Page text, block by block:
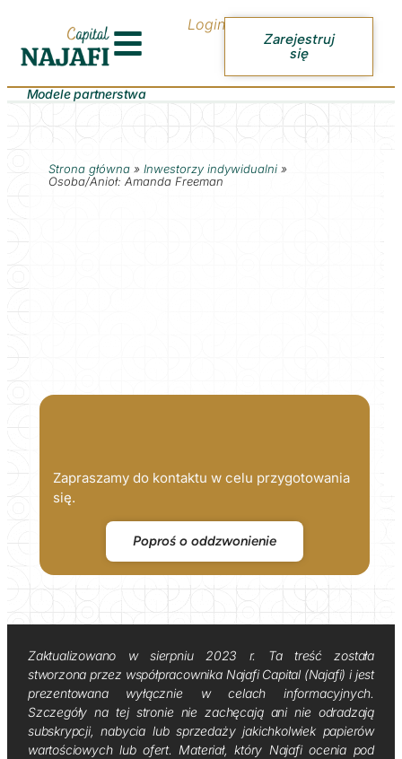
Login
Zarejestruj
się
Modele partnerstwa
Strona główna» Inwestorzy indywidualni»
Osoba/Anioł: Amanda Freeman
Zapraszamy do kontaktu w celu przygotowania
się.
Poproś o oddzwonienie
Zaktualizowano w sierpniu 2023 r. Ta treść została
stworzona przez współpracownika Najafi Capital (Najafi) i jest
prezentowana wyłącznie w celach informacyjnych.
Szczegóły na tej stronie nie zachęcają ani nie odradzają
subskrypcji, nabycia lub sprzedaży jakichkolwiek papierów
wartościowych lub ofert. Materiał, który Najafi ocenia pod